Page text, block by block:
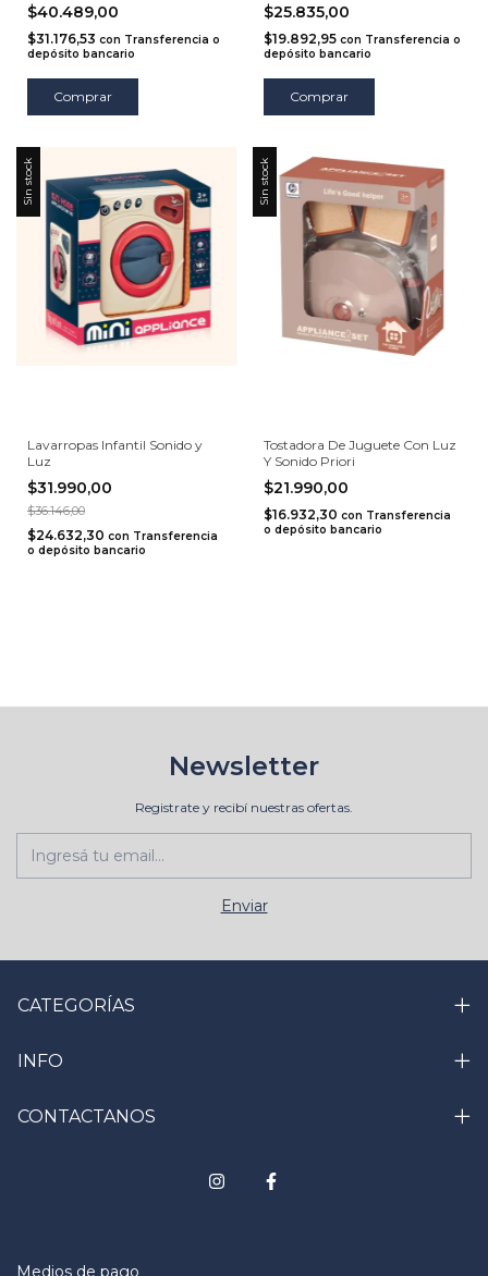
$40.489,00
$31.176,53 con Transferencia o
depósito bancario
Comprar
$25.835,00
$19.892,95 con Transferencia o
depósito bancario
Sin stock
Lavarropas Infantil Sonido y
Luz
$31.990,00
$36.146,00
$24.632,30 con Transferencia
o depósito bancario
Sin stock
Tostadora De Juguete Con Luz
Y Sonido Priori
$21.990,00
$16.932,30 con Transferencia
o depósito bancario
Newsletter
Registrate y recibí nuestras ofertas.
CATEGORÍAS
INFO
CONTACTANOS
Medios de pago